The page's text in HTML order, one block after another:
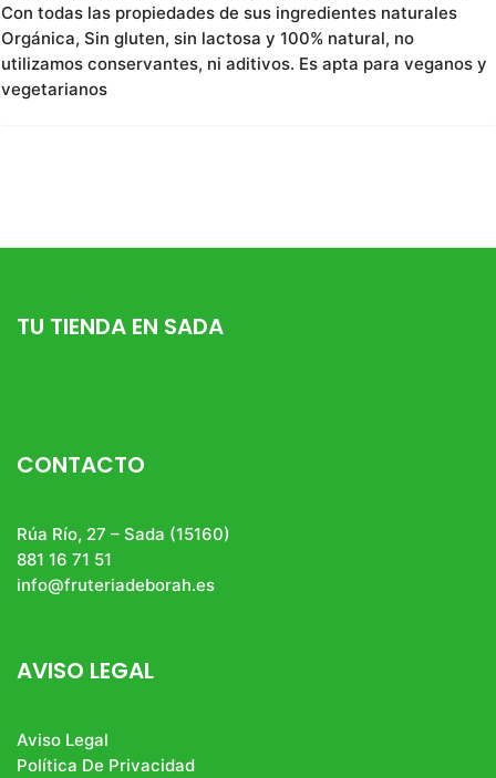
Con todas las propiedades de sus ingredientes naturales
Orgánica, Sin gluten, sin lactosa y 100% natural, no
utilizamos conservantes, ni aditivos. Es apta para veganos y
vegetarianos
TU TIENDA EN SADA
CONTACTO
Rúa Río, 27 – Sada (15160)
881 16 71 51
info@fruteriadeborah.es
AVISO LEGAL
Aviso Legal
Política De Privacidad